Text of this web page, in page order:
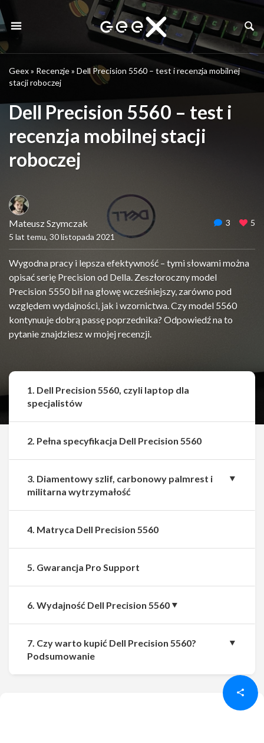
Geex» Recenzje» Dell Precision 5560 – test i recenzja mobilnej
stacji roboczej
Dell Precision 5560 – test i
recenzja mobilnej stacji
roboczej
Mateusz Szymczak
5 lat temu, 30 listopada 2021
3 5
Wygodna pracy i lepsza efektywność – tymi słowami można
opisać serię Precision od Della. Zeszłoroczny model
Precision 5550 bił na głowę wcześniejszy, zarówno pod
względem wydajności, jak i wzornictwa. Czy model 5560
kontynuuje dobrą passę poprzednika? Odpowiedź na to
pytanie znajdziesz w mojej recenzji.
Udostępnij
1. Dell Precision 5560, czyli laptop dla
specjalistów
2. Pełna specyfikacja Dell Precision 5560
3. Diamentowy szlif, carbonowy palmrest i
militarna wytrzymałość
4. Matryca Dell Precision 5560
5. Gwarancja Pro Support
6. Wydajność Dell Precision 5560
7. Czy warto kupić Dell Precision 5560?
Podsumowanie